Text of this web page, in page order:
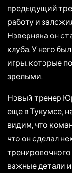
предыдущий
работу и
Наверняка он
клуба. У него
игры, которые
зрелыми.
Новый тренер
еще в Тукумсе,
видим, что
что он сделал
тренировочного
важные детали